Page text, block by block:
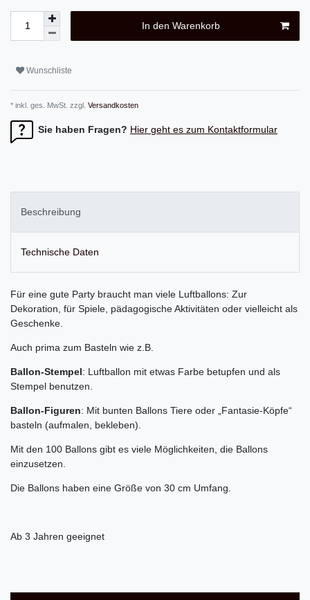
In den Warenkorb
Wunschliste
* inkl. ges. MwSt. zzgl. Versandkosten
Sie haben Fragen? Hier geht es zum Kontaktformular
Beschreibung
Technische Daten
Für eine gute Party braucht man viele Luftballons: Zur
Dekoration, für Spiele, pädagogische Aktivitäten oder vielleicht als
Geschenke.
Auch prima zum Basteln wie z.B.
Ballon-Stempel: Luftballon mit etwas Farbe betupfen und als
Stempel benutzen.
Ballon-Figuren: Mit bunten Ballons Tiere oder „Fantasie-Köpfe“
basteln (aufmalen, bekleben).
Mit den 100 Ballons gibt es viele Möglichkeiten, die Ballons
einzusetzen.
Die Ballons haben eine Größe von 30 cm Umfang.
Ab 3 Jahren geeignet